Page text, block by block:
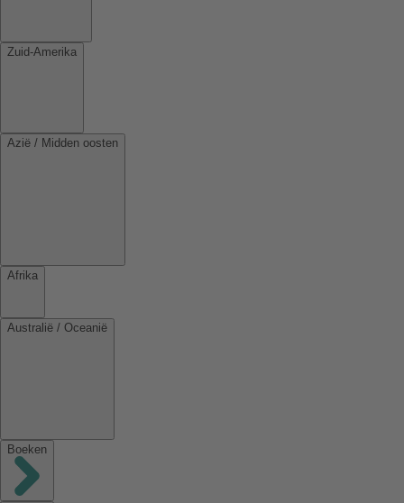
Zuid-Amerika
Azië / Midden oosten
Afrika
Australië / Oceanië
Boeken